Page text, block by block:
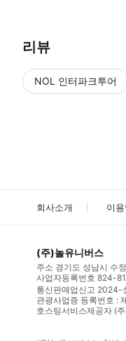
리뷰
NOL 인터파크투어
회사소개 이
(주)놀유니버스
주소 경기도 성남시 수
사업자등록번호 824-
통신판매업신고 2024-
관광사업증 등록번호
호스팅서비스제공자 (